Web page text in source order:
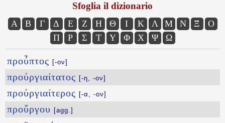
Sfoglia il dizionario
Α Β Γ Δ Ε Ζ Η Θ Ι Κ Λ Μ Ν Ξ
Ο
Π
Ρ Σ Τ Υ Φ Χ Ψ Ω
προὖπτος [-ον]
προὐργιαίτατος [-η, -ον]
προὐργιαίτερος [-α, -ον]
προὔργου [agg.]